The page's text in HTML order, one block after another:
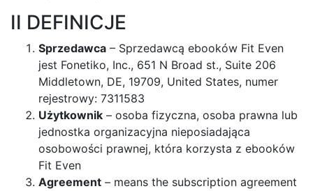
II DEFINICJE
Sprzedawca – Sprzedawcą ebooków Fit Even
jest Fonetiko, Inc., 651 N Broad st., Suite 206
Middletown, DE, 19709, United States, numer
rejestrowy: 7311583
Użytkownik – osoba fizyczna, osoba prawna lub
jednostka organizacyjna nieposiadająca
osobowości prawnej, która korzysta z ebooków
Fit Even
Agreement – means the subscription agreement